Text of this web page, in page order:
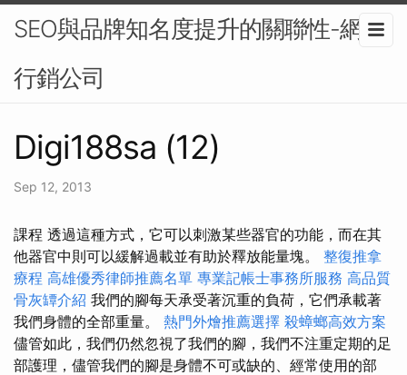
SEO與品牌知名度提升的關聯性-網路
行銷公司
Digi188sa (12)
Sep 12, 2013
課程 透過這種方式，它可以刺激某些器官的功能，而在其
他器官中則可以緩解過載並有助於釋放能量塊。 整復推拿
療程 高雄優秀律師推薦名單 專業記帳士事務所服務 高品質
骨灰罈介紹 我們的腳每天承受著沉重的負荷，它們承載著
我們身體的全部重量。 熱門外燴推薦選擇 殺蟑螂高效方案
儘管如此，我們仍然忽視了我們的腳，我們不注重定期的足
部護理，儘管我們的腳是身體不可或缺的、經常使用的部